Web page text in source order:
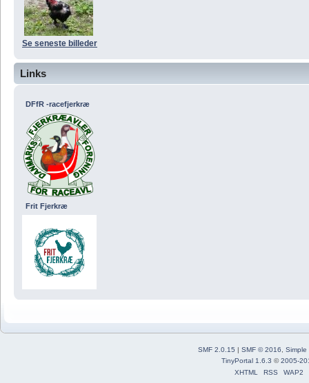
Se seneste billeder
Links
DFfR -racefjerkræ
Frit Fjerkræ
SMF 2.0.15 | SMF © 2016
Simple
TinyPortal 1.6.3 ©2005-
XHTML
RSS WAP2